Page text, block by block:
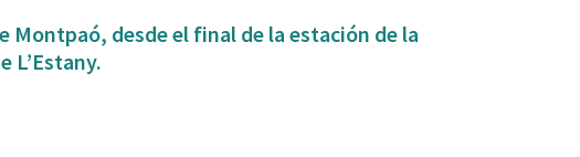
Montpaó, desde el final de la estación de la
L’Estany.